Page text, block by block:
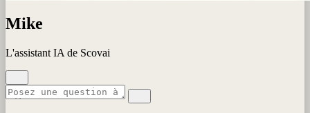
Mike
L'assistant IA de Scovai